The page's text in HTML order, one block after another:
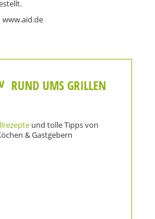
www.aid.de
RUND UMS GRILLEN
und tolle Tipps von
& Gastgebern